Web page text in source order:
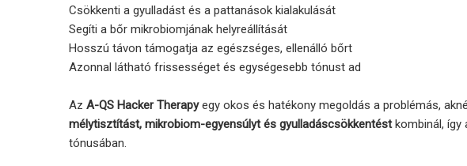
Csökkenti a gyulladást és a pattanások kialakulását
Segíti a bőr mikrobiomjának helyreállítását
Hosszú távon támogatja az egészséges, ellenálló bőrt
Azonnal látható frissességet és egységesebb tónust ad
Az A-QS Hacker Therapyegy okos és hatékony megoldás a problémás,
mélytisztítást, mikrobiom-egyensúlyt és gyulladáscsökkentéstkombinál, így
tónusában.